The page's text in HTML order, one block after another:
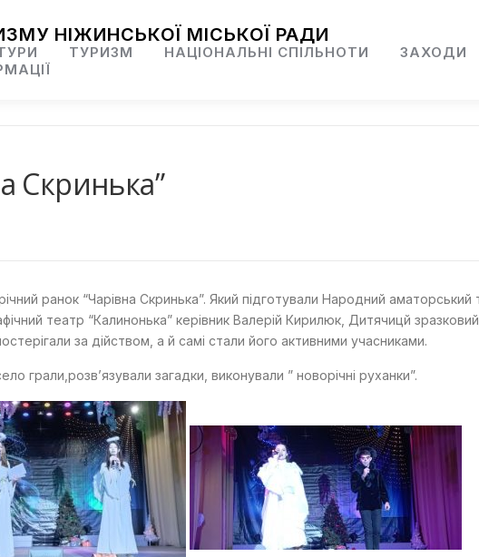
НІЖИНСЬКОЇ МІСЬКОЇ РАДИ
ТУРИЗМ НАЦІОНАЛЬНІ СПІЛЬНОТИ ЗАХОДИ
Скринька”
ранок “Чарівна Скринька”. Який підготували Народний аматорський
театр “Калинонька” керівник Валерій Кирилюк, Дитячицй
за дійством, а й самі стали його активними учасниками.
грали,розв’язували загадки, виконували ” новорічні руханки”.